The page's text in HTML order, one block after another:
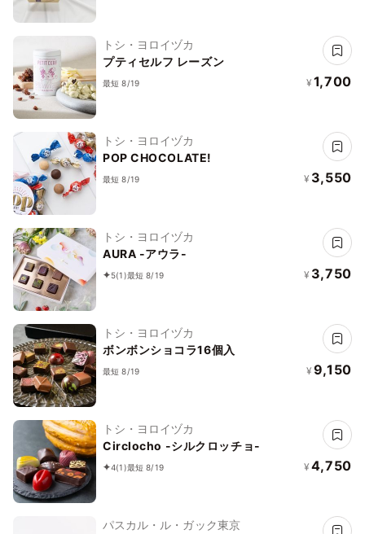
トシ・ヨロイヅカ
プティセルフ レーズン
最短 8/19 ¥ 1,700
トシ・ヨロイヅカ
POP CHOCOLATE!
最短 8/19 ¥ 3,550
トシ・ヨロイヅカ
AURA -アウラ-
5(1)最短 8/19 ¥ 3,750
トシ・ヨロイヅカ
ボンボンショコラ16個入
最短 8/19 ¥ 9,150
トシ・ヨロイヅカ
Circlocho -シルクロッチョ-
4(1)最短 8/19 ¥ 4,750
パスカル・ル・ガック東京